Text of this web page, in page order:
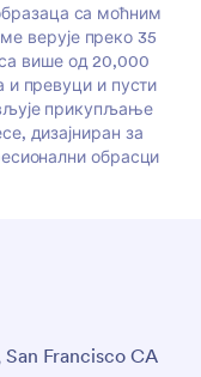
са моћним
верује преко 35
више од 20,000
и превуци и пусти
прикупљање
дизајниран за
обрасци
Francisco CA